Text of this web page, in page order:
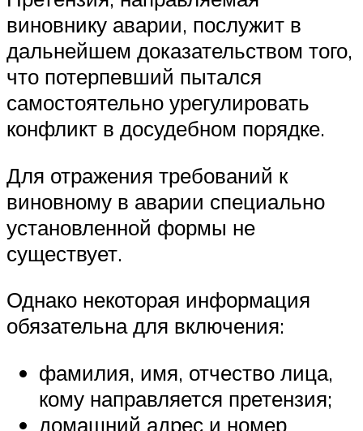
виновнику аварии, послужит в
дальнейшем доказательством того,
что потерпевший пытался
самостоятельно урегулировать
конфликт в досудебном порядке.
Для отражения требований к
виновному в аварии специально
установленной формы не
существует.
Однако некоторая информация
обязательна для включения:
фамилия, имя, отчество лица,
кому направляется претензия;
домашний адрес и номер